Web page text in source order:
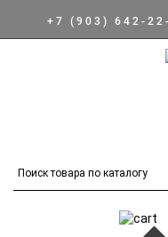
+7 (903) 642-